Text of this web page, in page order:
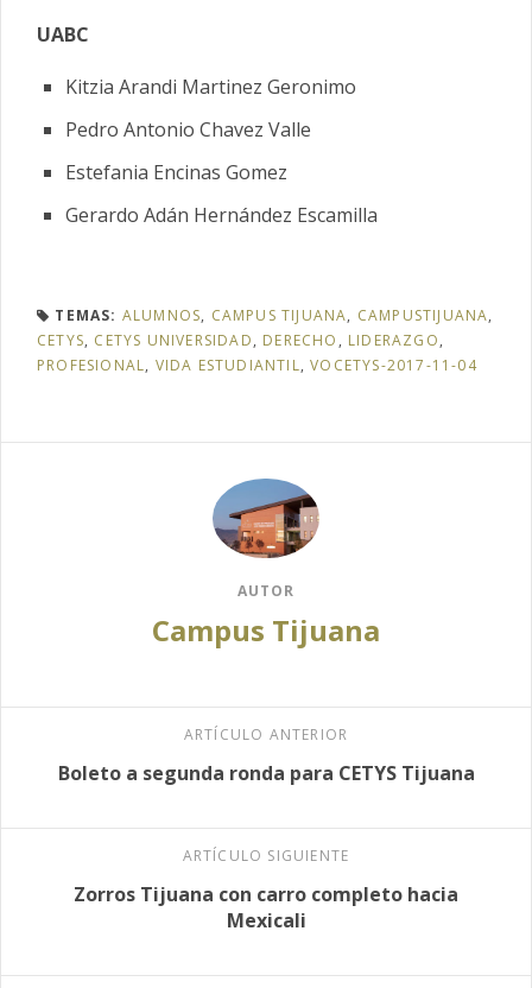
UABC
Kitzia Arandi Martinez Geronimo
Pedro Antonio Chavez Valle
Estefania Encinas Gomez
Gerardo Adán Hernández Escamilla
TEMAS: ALUMNOS, CAMPUS TIJUANA, CAMPUSTIJUANA,
CETYS, CETYS UNIVERSIDAD, DERECHO , LIDERAZGO,
PROFESIONAL, VIDA ESTUDIANTIL,VOCETYS-2017-11-04
AUTOR
Campus Tijuana
ARTÍCULO ANTERIOR
Boleto a segunda ronda para CETYS Tijuana
ARTÍCULO SIGUIENTE
Zorros Tijuana con carro completo hacia
Mexicali